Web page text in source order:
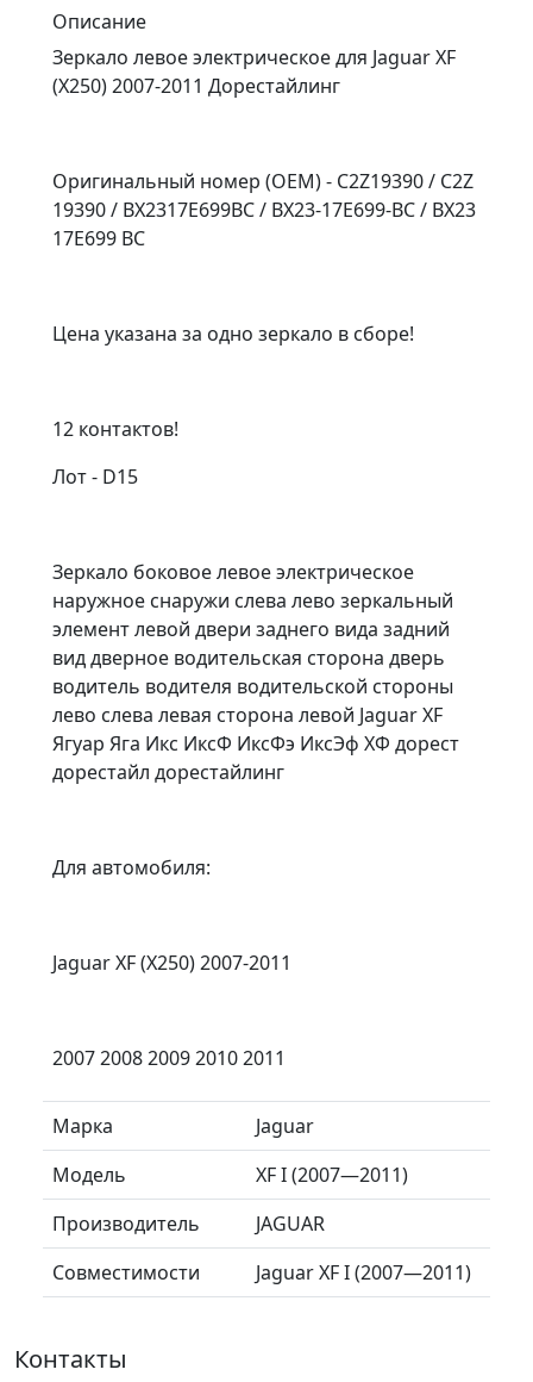
Описание
Зеркало левое электрическое для Jaguar XF
(X250) 2007-2011 Дорестайлинг
Оригинальный номер (OEM) - C2Z19390 / C2Z
19390 / BX2317E699BC / BX23-17E699-BC / BX23
17E699 BC
Цена указана за одно зеркало в сборе!
12 контактов!
Лот - D15
Зеркало боковое левое электрическое
наружное снаружи слева лево зеркальный
элемент левой двери заднего вида задний
вид дверное водительская сторона дверь
водитель водителя водительской стороны
лево слева левая сторона левой Jaguar XF
Ягуар Яга Икс ИксФ ИксФэ ИксЭф ХФ дорест
дорестайл дорестайлинг
Для автомобиля:
Jaguar XF (X250) 2007-2011
2007 2008 2009 2010 2011
Марка
Jaguar
Модель
XF I (2007—2011)
Производитель
JAGUAR
Совместимости
Jaguar XF I (2007—2011)
Контакты